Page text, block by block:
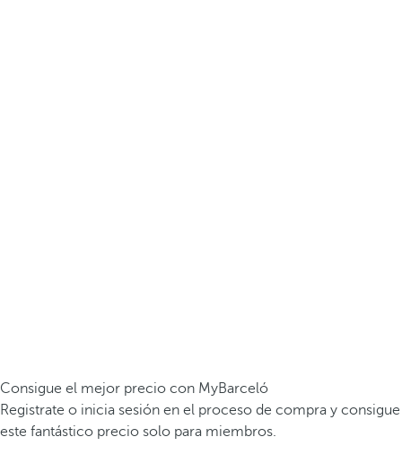
Consigue el mejor precio con MyBarceló
Registrate o inicia sesión en el proceso de compra y consigue
este fantástico precio solo para miembros.